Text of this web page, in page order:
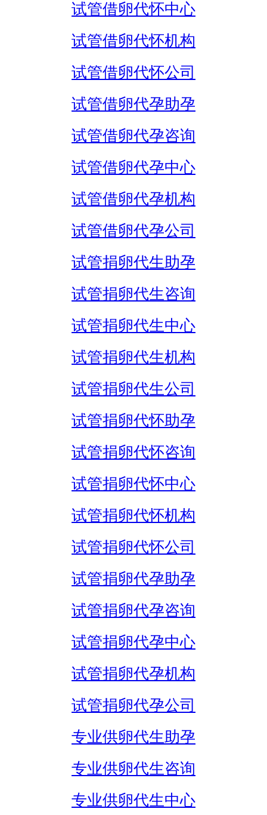
试管借卵代怀中心
试管借卵代怀机构
试管借卵代怀公司
试管借卵代孕助孕
试管借卵代孕咨询
试管借卵代孕中心
试管借卵代孕机构
试管借卵代孕公司
试管捐卵代生助孕
试管捐卵代生咨询
试管捐卵代生中心
试管捐卵代生机构
试管捐卵代生公司
试管捐卵代怀助孕
试管捐卵代怀咨询
试管捐卵代怀中心
试管捐卵代怀机构
试管捐卵代怀公司
试管捐卵代孕助孕
试管捐卵代孕咨询
试管捐卵代孕中心
试管捐卵代孕机构
试管捐卵代孕公司
专业供卵代生助孕
专业供卵代生咨询
专业供卵代生中心